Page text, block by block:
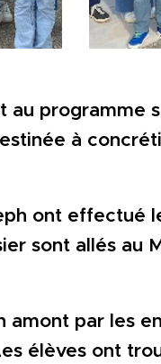
au programme
à
ont effectué
sont allés au
amont par les
élèves ont